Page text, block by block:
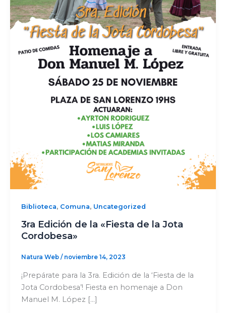
Biblioteca, Comuna, Uncategorized
3ra Edición de la «Fiesta de la Jota
Cordobesa»
Natura Web / noviembre 14, 2023
¡Prepárate para la 3ra. Edición de la ‘Fiesta de la
Jota Cordobesa’! Fiesta en homenaje a Don
Manuel M. López […]